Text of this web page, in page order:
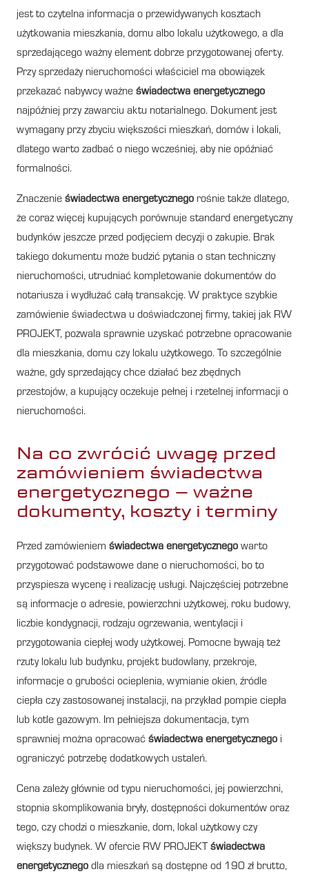
jest to czytelna informacja o przewidywanych kosztach
użytkowania mieszkania, domu albo lokalu użytkowego, a dla
sprzedającego ważny element dobrze przygotowanej oferty.
Przy sprzedaży nieruchomości właściciel ma obowiązek
przekazać nabywcy ważne świadectwa energetycznego
najpóźniej przy zawarciu aktu notarialnego. Dokument jest
wymagany przy zbyciu większości mieszkań, domów i lokali,
dlatego warto zadbać o niego wcześniej, aby nie opóźniać
formalności.
Znaczenie świadectwa energetycznego rośnie także dlatego,
że coraz więcej kupujących porównuje standard energetyczny
budynków jeszcze przed podjęciem decyzji o zakupie. Brak
takiego dokumentu może budzić pytania o stan techniczny
nieruchomości, utrudniać kompletowanie dokumentów do
notariusza i wydłużać całą transakcję. W praktyce szybkie
zamówienie świadectwa u doświadczonej firmy, takiej jak RW
PROJEKT, pozwala sprawnie uzyskać potrzebne opracowanie
dla mieszkania, domu czy lokalu użytkowego. To szczególnie
ważne, gdy sprzedający chce działać bez zbędnych
przestojów, a kupujący oczekuje pełnej i rzetelnej informacji o
nieruchomości.
Na co zwrócić uwagę przed
zamówieniem świadectwa
energetycznego – ważne
dokumenty, koszty i terminy
Przed zamówieniem świadectwa energetycznego warto
przygotować podstawowe dane o nieruchomości, bo to
przyspiesza wycenę i realizację usługi. Najczęściej potrzebne
są informacje o adresie, powierzchni użytkowej, roku budowy,
liczbie kondygnacji, rodzaju ogrzewania, wentylacji i
przygotowania ciepłej wody użytkowej. Pomocne bywają też
rzuty lokalu lub budynku, projekt budowlany, przekroje,
informacje o grubości ocieplenia, wymianie okien, źródle
ciepła czy zastosowanej instalacji, na przykład pompie ciepła
lub kotle gazowym. Im pełniejsza dokumentacja, tym
sprawniej można opracować świadectwa energetycznego i
ograniczyć potrzebę dodatkowych ustaleń.
Cena zależy głównie od typu nieruchomości, jej powierzchni,
stopnia skomplikowania bryły, dostępności dokumentów oraz
tego, czy chodzi o mieszkanie, dom, lokal użytkowy czy
większy budynek. W ofercie RW PROJEKT świadectwa
energetycznego dla mieszkań są dostępne od 190 zł brutto,